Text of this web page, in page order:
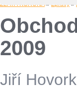
ZLATÁ KORUNA» Zprávy »
2009
Jiří